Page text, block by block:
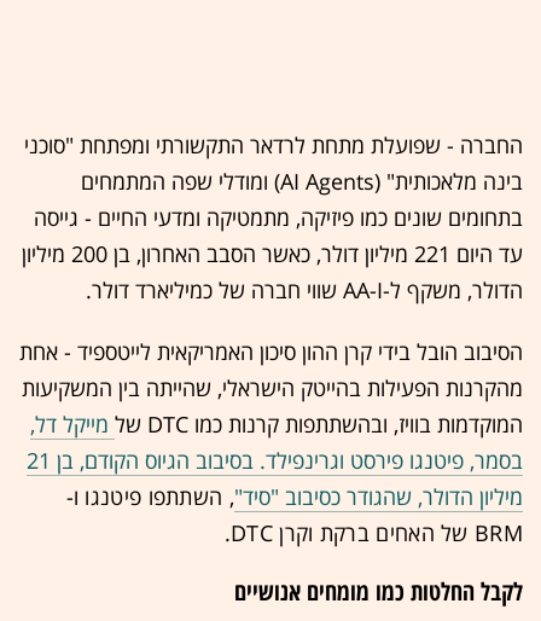
החברה - שפועלת מתחת לרדאר התקשורתי ומפתחת "סוכני
בינה מלאכותית" (AI Agents) ומודלי שפה המתמחים
בתחומים שונים כמו פיזיקה, מתמטיקה ומדעי החיים - גייסה
עד היום 221 מיליון דולר, כאשר הסבב האחרון, בן 200 מיליון
הדולר, משקף ל-AA-I שווי חברה של כמיליארד דולר.
הסיבוב הובל בידי קרן ההון סיכון האמריקאית לייטספיד - אחת
מהקרנות הפעילות בהייטק הישראלי, שהייתה בין המשקיעות
המוקדמות בוויז, ובהשתתפות קרנות כמו DTC של
מייקל דל,
בסמר, פיטנגו פירסט וגרינפילד. בסיבוב הגיוס הקודם, בן 21
מיליון הדולר, שהגודר כסיבוב "סיד", השתתפו פיטנגו ו-
BRM של האחים ברקת וקרן DTC.
לקבל החלטות כמו מומחים אנושיים